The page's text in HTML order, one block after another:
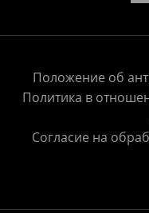
Положение об
Политика в
Согласие на